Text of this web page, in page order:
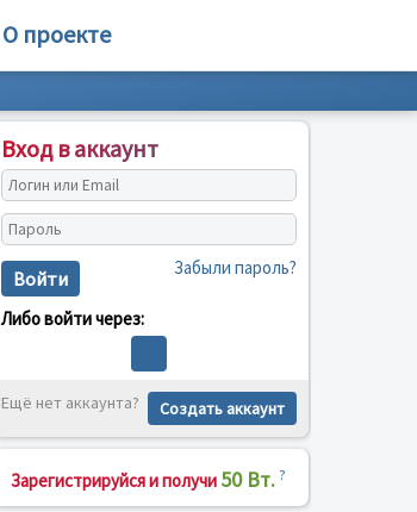
О проекте
Вход в аккаунт
Войти Забыли пароль?
Либо войти через:
Ещё нет аккаунта? Создать аккаунт
Зарегистрируйся и получи 50 Вт. ?